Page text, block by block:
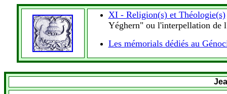
XI - Religion(s) et Théologie(s)
Yéghern" ou l'interpellation de
Les mémorials dédiés au